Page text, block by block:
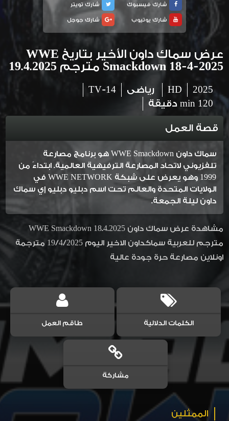
شارك فيسبوك
شارك تويتر
شارك يوتيوب
شارك جوجل
عرض سماك داون الأخير بتاريخ WWE
Smackdown 18-4-2025 مترجم 19.4.2025
2025
HD رياضى
TV-14
120 min دقيقة
قصة العمل
سماك داون WWE Smackdown هو برنامج مصارعة
تلفزيوني لاتحاد المصارعة الترفيهية العالمية. ابتداءً من
1999 وهو يعرض على شبكة WWE NETWORK في
الولايات المتحدة والعالم تحت اسم دبليو دبليو إي سماك
داون ليلة الجمعة.
مشاهدة عرض سماك داون WWE Smackdown 18.4.2025
مترجم للعربية سماكداون الاخير اليوم 19/4/2025 مترجمة
اونلاين مصارعة حرة جودة عالية
الكلمات الدلالية طاقم العمل
مشاركة
الممثلين